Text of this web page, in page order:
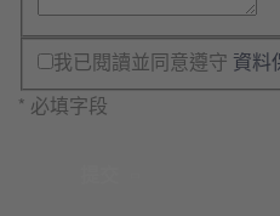
我已閱讀並同意遵守 資料
* 必填字段